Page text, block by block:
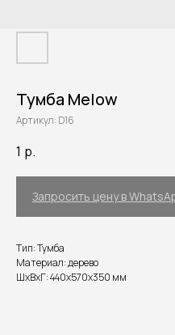
Тумба Melow
Артикул: D16
1 р.
Запросить цену в
Тип: Тумба
Материал: дерево
ШxВxГ: 440x570x350 мм